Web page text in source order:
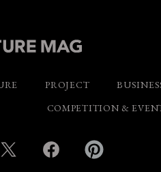
PROJECT
COMPETITION &
Twitter Facebook